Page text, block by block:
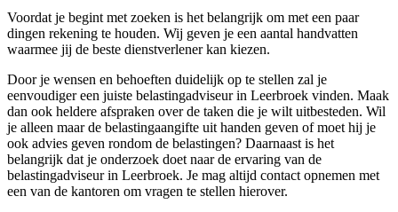
Voordat je begint met zoeken is het belangrijk om met een paar
dingen rekening te houden. Wij geven je een aantal handvatten
waarmee jij de beste dienstverlener kan kiezen.
Door je wensen en behoeften duidelijk op te stellen zal je
eenvoudiger een juiste belastingadviseur in Leerbroek vinden. Maak
dan ook heldere afspraken over de taken die je wilt uitbesteden. Wil
je alleen maar de belastingaangifte uit handen geven of moet hij je
ook advies geven rondom de belastingen? Daarnaast is het
belangrijk dat je onderzoek doet naar de ervaring van de
belastingadviseur in Leerbroek. Je mag altijd contact opnemen met
een van de kantoren om vragen te stellen hierover.